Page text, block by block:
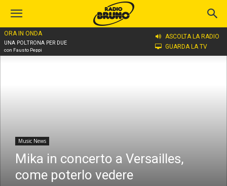
ORA IN ONDA
UNA POLTRONA PER DUE
con Fausto Peppi
ASCOLTA LA RADIO
GUARDA LA TV
Home
Music News
Mika in concerto a Versailles,
come poterlo vedere